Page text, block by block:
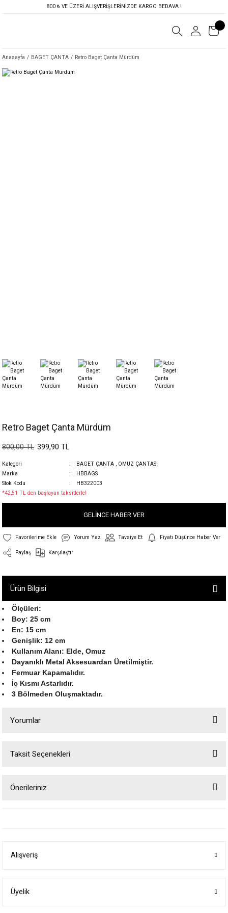
800 ₺ VE ÜZERİ ALIŞVERİŞLERİNİZDE KARGO BEDAVA !
Anasayfa BAGET ÇANTA Retro Baget Çanta Mürdüm
Retro Baget Çanta Mürdüm
800,00 TL 399,90 TL
Kategori BAGET ÇANTA
OMUZ ÇANTASI
Marka
HBBAGS
Stok Kodu
HB322003
*42,51 TL den başlayan taksitlerle!
GELİNCE HABER VER
Yorum Yaz Tavsiye Et Fiyatı Düşünce Haber Ver
Paylaş Karşılaştır
Ürün Bilgisi
Ölçüleri:
Boy: 25 cm
En: 15 cm
Genişlik: 12 cm
Kullanım Alanı: Elde, Omuz
Dayanıklı Metal Aksesuardan Üretilmiştir.
Fermuar Kapamalıdır.
İç Kısmı Astarlıdır.
3 Bölmeden Oluşmaktadır.
Yorumlar
Taksit Seçenekleri
Önerileriniz
Ürün bilgilerinde hatalar bulunuyor.
Alışveriş
Üyelik